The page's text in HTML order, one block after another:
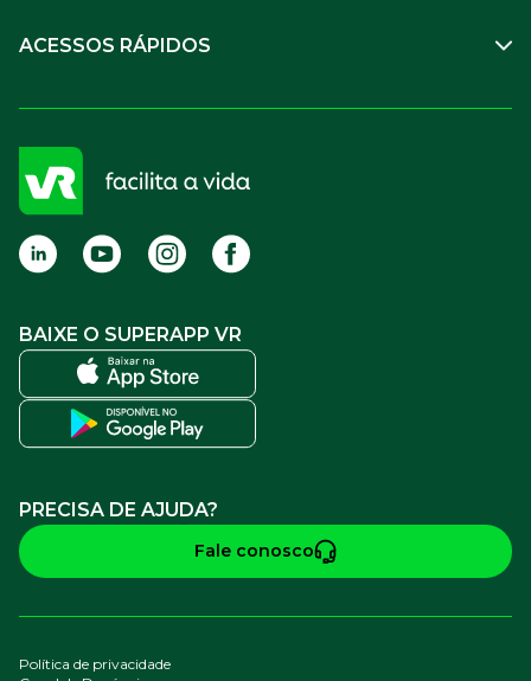
Soluções Financeiras
Compre Online
Parceiro VR
APP VR Estabelecimentos
ACESSOS RÁPIDOS
Sou empresa
FAQ
Termos de Uso
BAIXE O SUPERAPP VR
PRECISA DE AJUDA?
Fale conosco
Política de privacidade